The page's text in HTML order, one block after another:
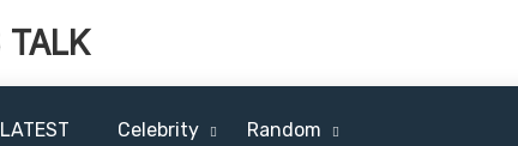
TALK
LATEST Celebrity Random